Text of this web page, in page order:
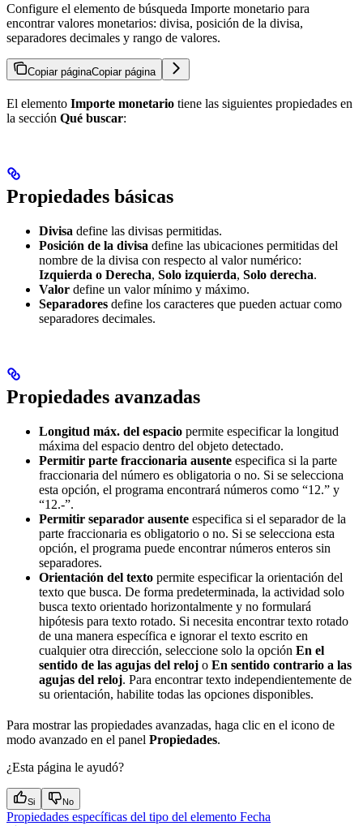
Configure el elemento de búsqueda Importe monetario para
encontrar valores monetarios: divisa, posición de la divisa,
separadores decimales y rango de valores.
Copiar páginaCopiar página
El elemento Importe monetario tiene las siguientes propiedades en
la sección Qué buscar:
Propiedades básicas
Divisa define las divisas permitidas.
Posición de la divisa define las ubicaciones permitidas del
nombre de la divisa con respecto al valor numérico:
Izquierda o Derecha, Solo izquierda, Solo derecha.
Valor define un valor mínimo y máximo.
Separadores define los caracteres que pueden actuar como
separadores decimales.
Propiedades avanzadas
Longitud máx. del espacio permite especificar la longitud
máxima del espacio dentro del objeto detectado.
Permitir parte fraccionaria ausente especifica si la parte
fraccionaria del número es obligatoria o no. Si se selecciona
esta opción, el programa encontrará números como “12.” y
“12.-”.
Permitir separador ausente especifica si el separador de la
parte fraccionaria es obligatorio o no. Si se selecciona esta
opción, el programa puede encontrar números enteros sin
separadores.
Orientación del texto permite especificar la orientación del
texto que busca. De forma predeterminada, la actividad solo
busca texto orientado horizontalmente y no formulará
hipótesis para texto rotado. Si necesita encontrar texto rotado
de una manera específica e ignorar el texto escrito en
cualquier otra dirección, seleccione solo la opción En el
sentido de las agujas del reloj o En sentido contrario a las
agujas del reloj. Para encontrar texto independientemente de
su orientación, habilite todas las opciones disponibles.
Para mostrar las propiedades avanzadas, haga clic en el icono de
modo avanzado en el panel Propiedades.
¿Esta página le ayudó?
Si No
Propiedades específicas del tipo del elemento Fecha